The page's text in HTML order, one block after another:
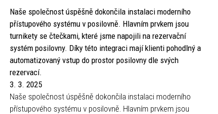
Naše společnost úspěšně dokončila instalaci moderního
přístupového systému v posilovně. Hlavním prvkem jsou
turnikety se čtečkami, které jsme napojili na rezervační
systém posilovny. Díky této integraci mají klienti pohodlný a
automatizovaný vstup do prostor posilovny dle svých
rezervací.
3. 3. 2025
Naše společnost úspěšně dokončila instalaci moderního
přístupového systému v posilovně. Hlavním prvkem jsou